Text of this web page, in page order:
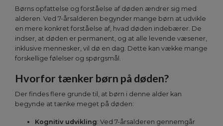
Børns opfattelse og forståelse af døden ændrer sig med
alderen. Ved 7-årsalderen begynder mange børn at udvikle
en mere konkret forståelse af, hvad døden indebærer. De
indser, at døden er permanent, og at alle levende væsener,
inklusive mennesker, vil dø en dag. Dette kan vække mange
forskellige følelser og spørgsmål.
Hvorfor tænker børn på døden?
Der findes flere grunde til, at børn i denne alder kan
begynde at tænke meget på døden:
Kognitiv udvikling: Ved 7-årsalderen gennemgår